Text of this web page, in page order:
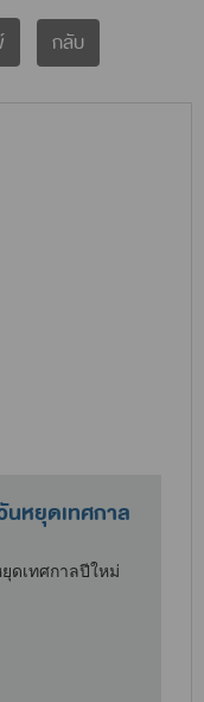
กลับ
นหยุดเทศกาล
ดเทศกาลปีใหม่